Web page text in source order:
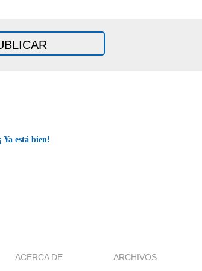
Ya está bien!
ACERCA DE ARCHIVOS